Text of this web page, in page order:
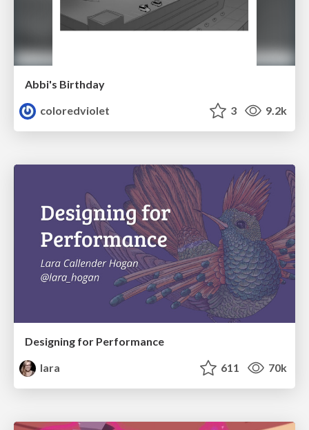
Abbi's Birthday
coloredviolet
3 9.2k
Designing for Performance
lara
611 70k